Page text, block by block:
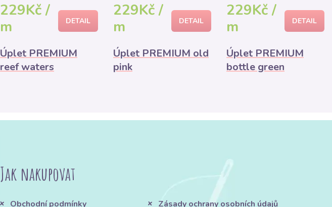
229Kč /
m
DETAIL
Úplet PREMIUM
reef waters
229Kč /
m
DETAIL
Úplet PREMIUM old
pink
229Kč /
m
DETAIL
Úplet PREMIUM
bottle green
Jak nakupovat
Obchodní podmínky Zásady ochrany osobních údajů